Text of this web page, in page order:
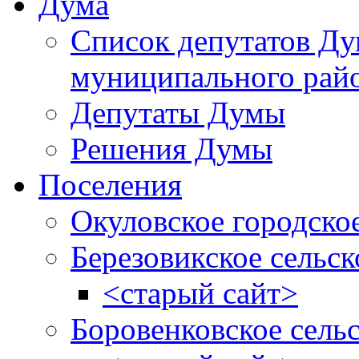
Список депутатов
муниципального
Депутаты Думы
Решения Думы
Поселения
Окуловское
Березовикское
<старый сайт>
Боровенковское